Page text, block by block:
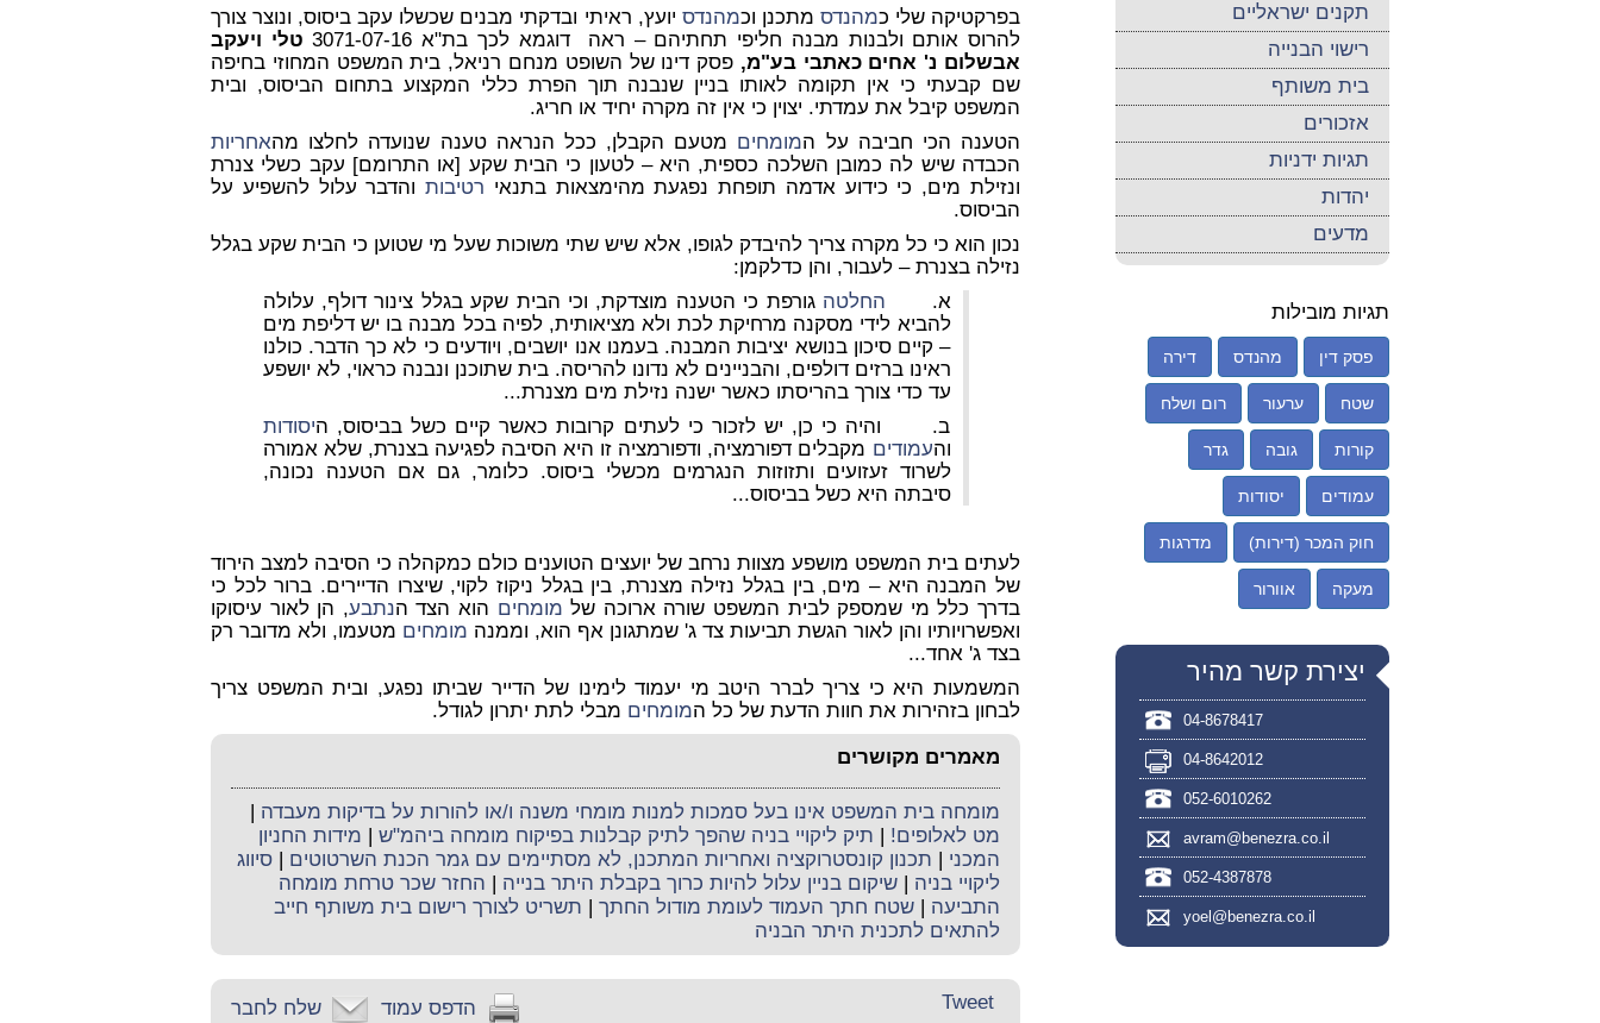
בפרקטיקה שלי כמהנדס מתכנן וכמהנדס יועץ, ראיתי ובדקתי מבנים שכשלו עקב ביסוס, ונוצר צורך
להרוס אותם ולבנות מבנה חליפי תחתיהם – ראה דוגמא לכך בת"א 3071-07-16
טלי ויעקב
אבשלום נ' אחים כאתבי בע"מ, פסק דינו של השופט מנחם רניאל, בית המשפט המחוזי בחיפה
שם קבעתי כי אין תקומה לאותו בניין שנבנה תוך הפרת כללי המקצוע בתחום הביסוס, ובית
המשפט קיבל את עמדתי. יצוין כי אין זה מקרה יחיד או חריג.
הטענה הכי חביבה על המומחים מטעם הקבלן, ככל הנראה טענה שנועדה לחלצו מהאחריות
הכבדה שיש לה כמובן השלכה כספית, היא – לטעון כי הבית שקע [או התרומם] עקב כשלי צנרת
ונזילת מים, כי כידוע אדמה תופחת נפגעת מהימצאות בתנאי רטיבותוהדבר עלול להשפיע על
הביסוס.
נכון הוא כי כל מקרה צריך להיבדק לגופו, אלא שיש שתי משוכות שעל מי שטוען כי הבית שקע בגלל
נזילה בצנרת – לעבור, והן כדלקמן:
א. החלטה גורפת כי הטענה מוצדקת, וכי הבית שקע בגלל צינור דולף, עלולה
להביא לידי מסקנה מרחיקת לכת ולא מציאותית, לפיה בכל מבנה בו יש דליפת מים
– קיים סיכון בנושא יציבות המבנה. בעמנו אנו יושבים, ויודעים כי לא כך הדבר. כולנו
ראינו ברזים דולפים, והבניינים לא נדונו להריסה. בית שתוכנן ונבנה כראוי, לא יושפע
עד כדי צורך בהריסתו כאשר ישנה נזילת מים מצנרת...
ב. והיה כי כן, יש לזכור כי לעתים קרובות כאשר קיים כשל בביסוס, היסודות
והעמודים מקבלים דפורמציה, ודפורמציה זו היא הסיבה לפגיעה בצנרת, שלא אמורה
לשרוד זעזועים ותזוזות הנגרמים מכשלי ביסוס. כלומר, גם אם הטענה נכונה,
סיבתה היא כשל בביסוס...
לעתים בית המשפט מושפע מצוות נרחב של יועצים הטוענים כולם כמקהלה כי הסיבה למצב הירוד
של המבנה היא – מים, בין בגלל נזילה מצנרת, בין בגלל ניקוז לקוי, שיצרו הדיירים. ברור לכל כי
בדרך כלל מי שמספק לבית המשפט שורה ארוכה של מומחים הוא הצד הנתבע, הן לאור עיסוקו
ואפשרויותיו והן לאור הגשת תביעות צד ג' שמתגונן אף הוא, וממנה מומחים מטעמו, ולא מדובר רק
בצד ג' אחד...
המשמעות היא כי צריך לברר היטב מי יעמוד לימינו של הדייר שביתו נפגע, ובית המשפט צריך
לבחון בזהירות את חוות הדעת של כל המומחים מבלי לתת יתרון לגודל.
מאמרים מקושרים
מומחה בית המשפט אינו בעל סמכות למנות מומחי משנה ו/או להורות על בדיקות מעבדה |
מט לאלופים! | תיק ליקויי בניה שהפך לתיק קבלנות בפיקוח מומחה ביהמ"ש | מידות החניון
המכני | תכנון קונסטרוקציה ואחריות המתכנן, לא מסתיימים עם גמר הכנת השרטוטים | סיווג
ליקויי בניה | שיקום בניין עלול להיות כרוך בקבלת היתר בנייה | החזר שכר טרחת מומחה
התביעה | שטח חתך העמוד לעומת מודול החתך | תשריט לצורך רישום בית משותף חייב
להתאים לתכנית היתר הבניה
שלח לחבר הדפס עמוד Tweet
תקנים ישראליים
רישוי הבנייה
בית משותף
אזכורים
תגיות ידניות
יהדות
מדעים
תגיות מובילות
פסק דין מהנדס דירה
שטח ערעור רום ושלח
קורות גובה גדר
עמודים יסודות
חוק המכר (דירות) מדרגות
מעקה אוורור
יצירת קשר מהיר
04-8678417
04-8642012
052-6010262
avram@benezra.co.il
052-4387878
yoel@benezra.co.il